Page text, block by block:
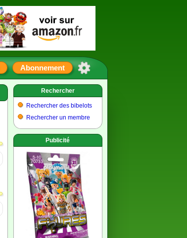
Abonnement
Rechercher
Rechercher des bibelots
Rechercher un membre
Publicité